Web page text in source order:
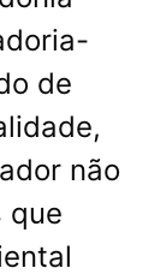
de
não
que